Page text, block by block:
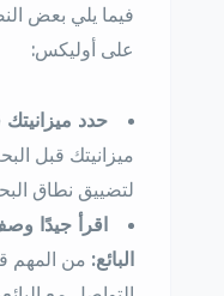
فيما يلي بعض
على أوليكس:
حدد
ميزانيتك قبل
لتضييق نطاق
اقرأ جيدًا
البائع: من المهم